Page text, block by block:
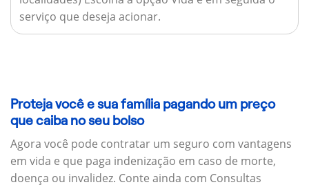
serviço que deseja acionar.
Proteja você e sua família pagando um preço
que caiba no seu bolso
Agora você pode contratar um seguro com vantagens
em vida e que paga indenização em caso de morte,
doença ou invalidez. Conte ainda com Consultas